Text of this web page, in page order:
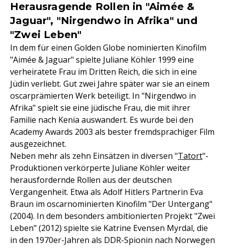
Herausragende Rollen in "Aimée &
Jaguar", "Nirgendwo in Afrika" und
"Zwei Leben"
In dem für einen Golden Globe nominierten Kinofilm
"Aimée & Jaguar" spielte Juliane Köhler 1999 eine
verheiratete Frau im Dritten Reich, die sich in eine
Jüdin verliebt. Gut zwei Jahre später war sie an einem
oscarprämierten Werk beteiligt. In "Nirgendwo in
Afrika" spielt sie eine jüdische Frau, die mit ihrer
Familie nach Kenia auswandert. Es wurde bei den
Academy Awards 2003 als bester fremdsprachiger Film
ausgezeichnet.
Neben mehr als zehn Einsätzen in diversen "Tatort"-
Produktionen verkörperte Juliane Köhler weiter
herausfordernde Rollen aus der deutschen
Vergangenheit. Etwa als Adolf Hitlers Partnerin Eva
Braun im oscarnominierten Kinofilm "Der Untergang"
(2004). In dem besonders ambitionierten Projekt "Zwei
Leben" (2012) spielte sie Katrine Evensen Myrdal, die
in den 1970er-Jahren als DDR-Spionin nach Norwegen